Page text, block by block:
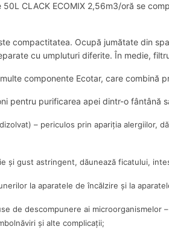
CLACK ECOMIX 2,56m3/oră se
compactitatea. Ocupă jumătate din
cu umpluturi diferite. În medie,
componente Ecotar, care
pentru purificarea apei dintr-o
– periculos prin apariția alergiilor,
și gust astringent, dăunează ficatului,
la aparatele de încălzire și la
de descompunere ai
și alte complicații;